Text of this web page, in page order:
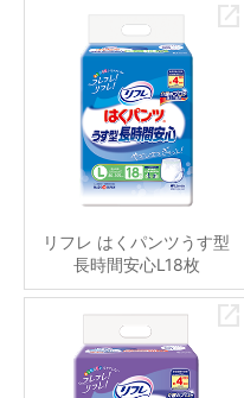
リフレ はくパンツうす型
長時間安心L18枚